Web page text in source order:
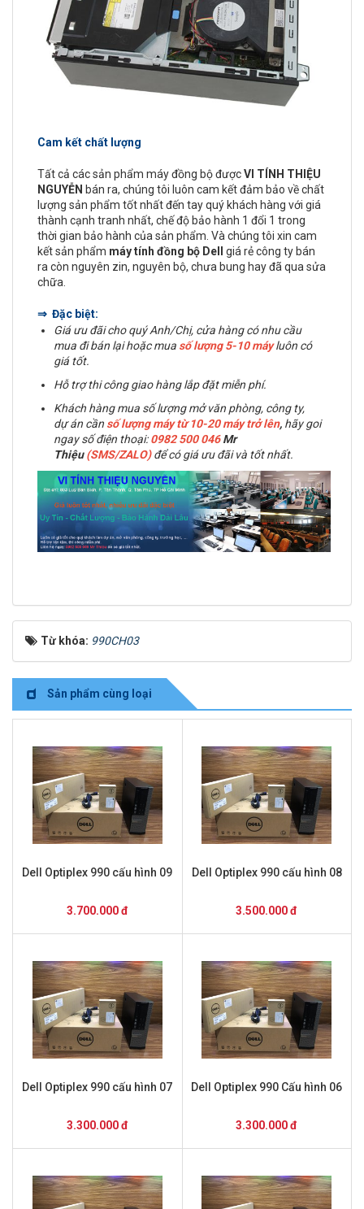
Cam kết chất lượng
Tất cả các sản phẩm máy đồng bộ đượcVI TÍNH THIỆU
NGUYỄN bán ra, chúng tôi luôn cam kết đảm bảo về chất
lượng sản phẩm tốt nhất đến tay quý khách hàng với giá
thành cạnh tranh nhất, chế độ bảo hành 1 đổi 1 trong
thời gian bảo hành của sản phẩm. Và chúng tôi xin cam
kết sản phẩm máy tính đồng bộ Dell
giá rẻ công ty bán
ra còn nguyên zin, nguyên bộ, chưa bung hay đã qua sửa
chữa.
⇒ Đặc biệt:
Giá ưu đãi cho quý Anh/Chị, cửa hàng có nhu cầu
mua đi bán lại hoặc mua số lượng 5-10 máyluôn có
giá tốt.
Hỗ trợ thi công giao hàng lắp đặt miễn phí.
Khách hàng mua số lượng mở văn phòng, công ty,
dự án cần số lượng máy từ 10-20 máy trở lên, hãy goi
ngay số điện thoại:0982 500 046Mr
Thiệu(SMS/ZALO)để có giá ưu đãi và tốt nhất.
Từ khóa: 990CH03
Sản phẩm cùng loại
Dell Optiplex 990 cấu hình 09
3.700.000 đ
Dell Optiplex 990 cấu hình 08
3.500.000 đ
Dell Optiplex 990 cấu hình 07
3.300.000 đ
Dell Optiplex 990 Cấu hình 06
3.300.000 đ